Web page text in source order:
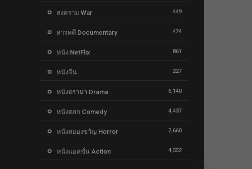
สงคราม War 449
สารคดี Documentary 424
หนัง NetFlix 861
หนังจีน 227
หนังดราม่า Drama 6,140
หนังตลก Comedy 4,437
หนังสยองขวัญ Horror 2,660
หนังแอคชั่น Action 4,552